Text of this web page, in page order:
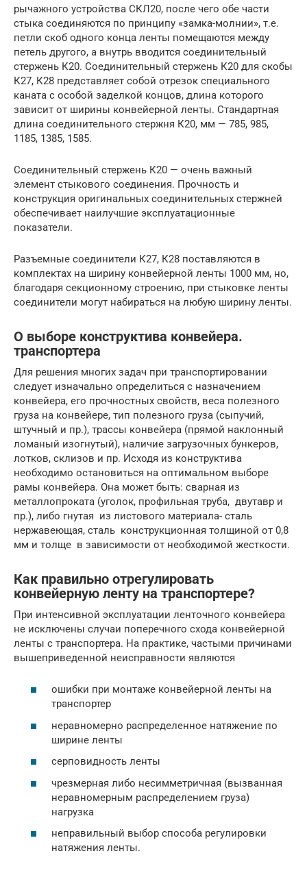
рычажного устройства СКЛ20, после чего обе части
стыка соединяются по принципу «замка-молнии», т.е.
петли скоб одного конца ленты помещаются между
петель другого, а внутрь вводится соединительный
стержень К20. Соединительный стержень К20 для скобы
К27, К28 представляет собой отрезок специального
каната с особой заделкой концов, длина которого
зависит от ширины конвейерной ленты. Стандартная
длина соединительного стержня К20, мм — 785, 985,
1185, 1385, 1585.
Соединительный стержень К20 — очень важный
элемент стыкового соединения. Прочность и
конструкция оригинальных соединительных стержней
обеспечивает наилучшие эксплуатационные
показатели.
Разъемные соединители К27, К28 поставляются в
комплектах на ширину конвейерной ленты 1000 мм, но,
благодаря секционному строению, при стыковке ленты
соединители могут набираться на любую ширину ленты.
О выборе конструктива конвейера.
транспортера
Для решения многих задач при транспортировании
следует изначально определиться с назначением
конвейера, его прочностных свойств, веса полезного
груза на конвейере, тип полезного груза (сыпучий,
штучный и пр.), трассы конвейера (прямой наклонный
ломаный изогнутый), наличие загрузочных бункеров,
лотков, склизов и пр. Исходя из конструктива
необходимо остановиться на оптимальном выборе
рамы конвейера. Она может быть: сварная из
металлопроката (уголок, профильная труба, двутавр и
пр.), либо гнутая из листового материала- сталь
нержавеющая, сталь конструкционная толщиной от 0,8
мм и толще в зависимости от необходимой жесткости.
Как правильно отрегулировать
конвейерную ленту на транспортере?
При интенсивной эксплуатации ленточного конвейера
не исключены случаи поперечного схода конвейерной
ленты с транспортера. На практике, частыми причинами
вышеприведенной неисправности являются
ошибки при монтаже конвейерной ленты на
транспортер
неравномерно распределенное натяжение по
ширине ленты
серповидность ленты
чрезмерная либо несимметричная (вызванная
неравномерным распределением груза)
нагрузка
неправильный выбор способа регулировки
натяжения ленты.